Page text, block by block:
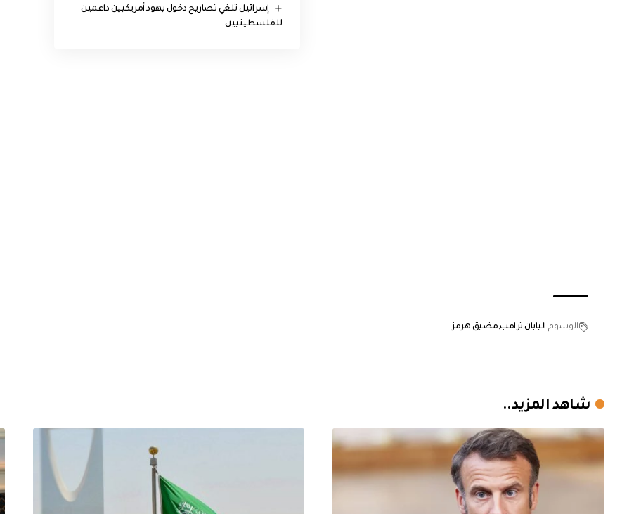
إسرائيل تلغي تصاريح دخول يهود أمريكيين داعمين
للفلسطينيين
الوسوم اليابان ترامب مضيق هرمز
شاهد المزيد..